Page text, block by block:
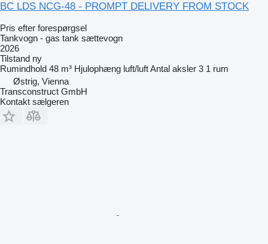
BC LDS NCG-48 - PROMPT DELIVERY FROM STOCK
Pris efter forespørgsel
Tankvogn - gas tank sættevogn
2026
Tilstand ny
Rumindhold 48 m³ Hjulophæng luft/luftAntal aksler 3 1 rum
Østrig, Vienna
Transconstruct GmbH
Kontakt sælgeren